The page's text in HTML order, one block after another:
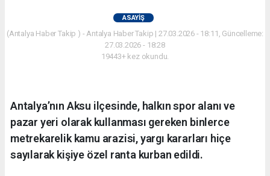
ASAYIŞ
(Antalya Haber Takip ) - Antalya Haber Takip | 27.03.2026 - 18:11, Güncelleme:
27.03.2026 - 18:28
19443+ kez okundu.
Antalya’nın Aksu ilçesinde, halkın spor alanı ve
pazar yeri olarak kullanması gereken binlerce
metrekarelik kamu arazisi, yargı kararları hiçe
sayılarak kişiye özel ranta kurban edildi.